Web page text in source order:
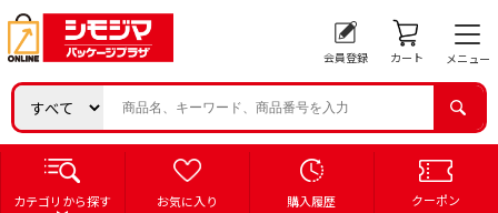
会員登録 カート メニュー
カテゴリから探す お気に入り 購入履歴 クーポン